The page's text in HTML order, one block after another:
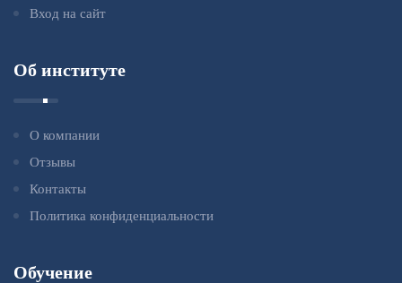
Вход на сайт
Об институте
О компании
Отзывы
Контакты
Политика конфиденциальности
Обучение